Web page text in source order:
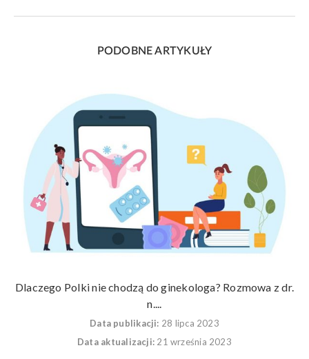
PODOBNE ARTYKUŁY
Dlaczego Polki nie chodzą do ginekologa? Rozmowa z dr.
n....
Data publikacji: 28 lipca 2023
Data aktualizacji: 21 września 2023